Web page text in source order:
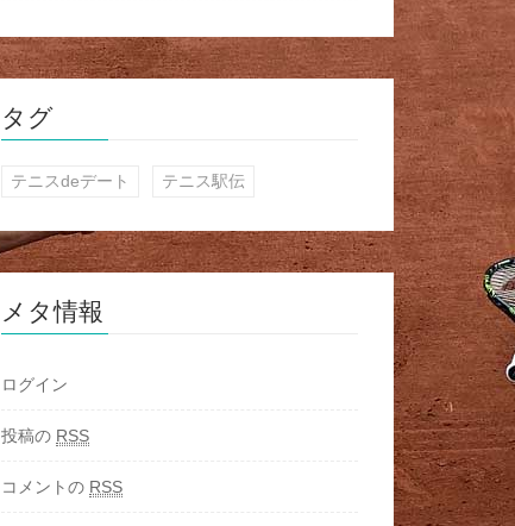
タグ
テニスdeデート テニス駅伝
メタ情報
ログイン
投稿の RSS
コメントの RSS